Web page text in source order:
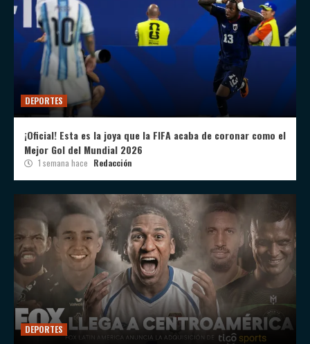
DEPORTES
¡Oficial! Esta es la joya que la FIFA acaba de coronar como el
Mejor Gol del Mundial 2026
1 semana hace Redacción
DEPORTES